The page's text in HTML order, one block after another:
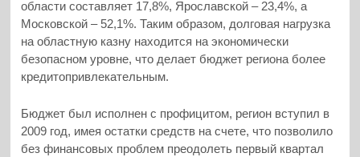
области составляет 17,8%, Ярославской – 23,4%, а
Московской – 52,1%. Таким образом, долговая нагрузка
на областную казну находится на экономически
безопасном уровне, что делает бюджет региона более
кредитопривлекательным.
Бюджет был исполнен с профицитом, регион вступил в
2009 год, имея остатки средств на счете, что позволило
без финансовых проблем преодолеть первый квартал